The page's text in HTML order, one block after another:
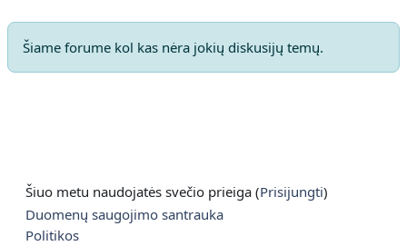
Šiame forume kol kas nėra jokių diskusijų temų.
Šiuo metu naudojatės svečio prieiga (Prisijungti)
Duomenų saugojimo santrauka
Politikos